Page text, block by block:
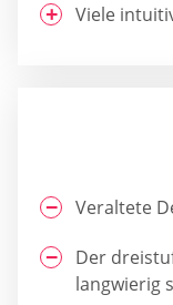
Viele
Veraltete
Der
langwierig